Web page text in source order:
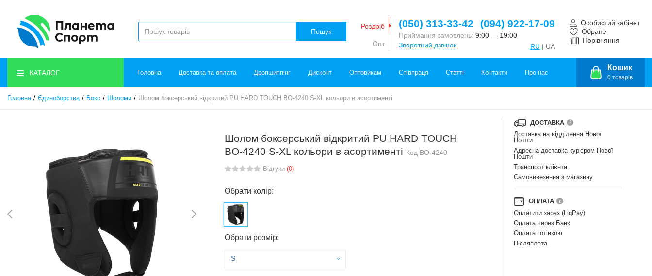
Пошук
Роздріб
Опт
(050) 313-33-42 (094) 922-17-09
Приймання замовлень: 9:00 — 19:00
Зворотний дзвінок
RU | UA
Особистий кабінет
Обране
Порівняння
КАТАЛОГ Головна Доставка та оплата Дропшиппінг Дисконт Оптовикам Співпраця Статті Контакти Про нас
Кошик
0 товарів
Головна Єдиноборства Бокс Шоломи Шолом боксерський відкритий PU HARD TOUCH BO-4240 S-XL кольори в асортименті
Шолом боксерський відкритий PU HARD TOUCH
BO-4240 S-XL кольори в асортименті Код BO-4240
Відгуки (0)
Обрати колір:
Обрати розмір:
S
ДОСТАВКА
Доставка на відділення Нової
Пошти
Адресна доставка кур'єром Нової
Пошти
Транспорт клієнта
Самовивезення з магазину
ОПЛАТА
Оплатити зараз (LiqPay)
Оплата через Банк
Оплата готівкою
Післяплата